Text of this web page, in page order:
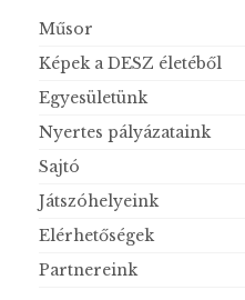
Műsor
Képek a DESZ életéből
Egyesületünk
Nyertes pályázataink
Sajtó
Játszóhelyeink
Elérhetőségek
Partnereink